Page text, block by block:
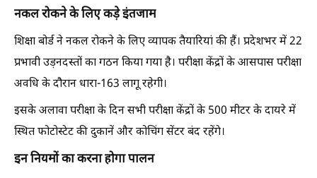
नकल रोकने के लिए कड़े इंतजाम
शिक्षा बोर्ड ने नकल रोकने के लिए व्यापक तैयारियां की हैं। प्रदेशभर में 22
प्रभावी उड़नदस्तों का गठन किया गया है। परीक्षा केंद्रों के आसपास परीक्षा
अवधि के दौरान धारा-163 लागू रहेगी।
इसके अलावा परीक्षा के दिन सभी परीक्षा केंद्रों के 500 मीटर के दायरे में
स्थित फोटोस्टेट की दुकानें और कोचिंग सेंटर बंद रहेंगे।
इन नियमों का करना होगा पालन